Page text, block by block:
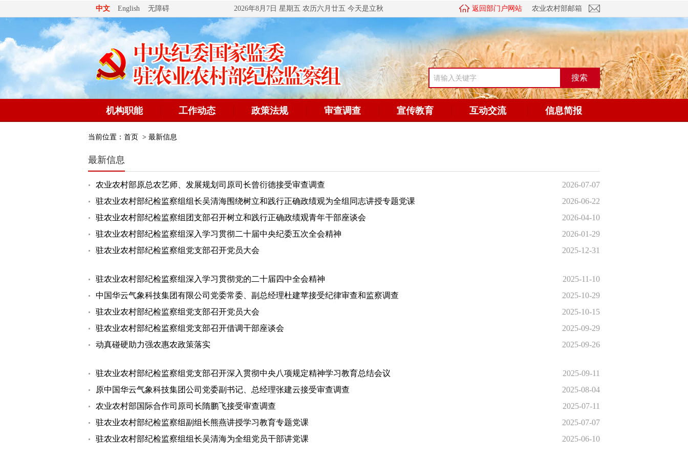
中文 English 无障碍 2026年8月7日 星期五 农历六月廿五 今天是立秋 返回部门户网站 农业农村部邮箱
机构职能 工作动态 政策法规 审查调查 宣传教育 互动交流 信息简报
当前位置： 首页 > 最新信息
最新信息
农业农村部原总农艺师、发展规划司原司长曾衍德接受审查调查
2026-07-07
驻农业农村部纪检监察组组长吴清海围绕树立和践行正确政绩观为全组同志讲授专题党课
2026-06-22
驻农业农村部纪检监察组团支部召开树立和践行正确政绩观青年干部座谈会
2026-04-10
驻农业农村部纪检监察组深入学习贯彻二十届中央纪委五次全会精神
2026-01-29
驻农业农村部纪检监察组党支部召开党员大会
2025-12-31
驻农业农村部纪检监察组深入学习贯彻党的二十届四中全会精神
2025-11-10
中国华云气象科技集团有限公司党委常委、副总经理杜建苹接受纪律审查和监察调查
2025-10-29
驻农业农村部纪检监察组党支部召开党员大会
2025-10-15
驻农业农村部纪检监察组党支部召开借调干部座谈会
2025-09-29
动真碰硬助力强农惠农政策落实
2025-09-26
驻农业农村部纪检监察组党支部召开深入贯彻中央八项规定精神学习教育总结会议
2025-09-11
原中国华云气象科技集团公司党委副书记、总经理张建云接受审查调查
2025-08-04
农业农村部国际合作司原司长隋鹏飞接受审查调查
2025-07-11
驻农业农村部纪检监察组副组长熊燕讲授学习教育专题党课
2025-07-07
驻农业农村部纪检监察组组长吴清海为全组党员干部讲党课
2025-06-10